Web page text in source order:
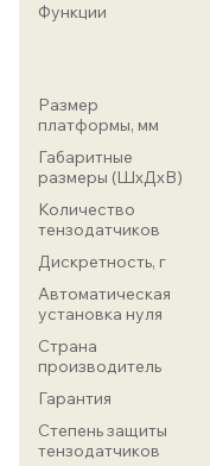
Функции
Размер
платформы, мм
Габаритные
размеры (ШхДхВ)
Количество
тензодатчиков
Дискретность, г
Автоматическая
установка нуля
Страна
производитель
Гарантия
Степень защиты
тензодатчиков